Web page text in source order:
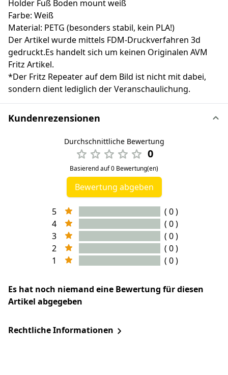
Holder Fuß Boden mount weiß
Farbe: Weiß
Material: PETG (besonders stabil, kein PLA!)
Der Artikel wurde mittels FDM-Druckverfahren 3d
gedruckt.Es handelt sich um keinen Originalen AVM
Fritz Artikel.
*Der Fritz Repeater auf dem Bild ist nicht mit dabei,
sondern dient lediglich der Veranschaulichung.
Kundenrezensionen
Durchschnittliche Bewertung
0
Basierend auf 0 Bewertung(en)
Bewertung abgeben
5
( 0 )
4
( 0 )
3
( 0 )
2
( 0 )
1
( 0 )
Es hat noch niemand eine Bewertung für diesen
Artikel abgegeben
Rechtliche Informationen